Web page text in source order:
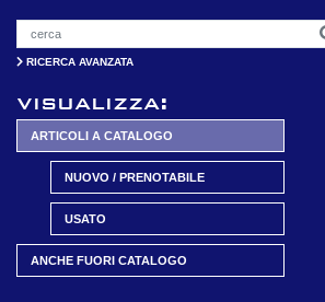
RICERCA AVANZATA
visualizza:
ARTICOLI A CATALOGO
NUOVO / PRENOTABILE
USATO
ANCHE FUORI CATALOGO